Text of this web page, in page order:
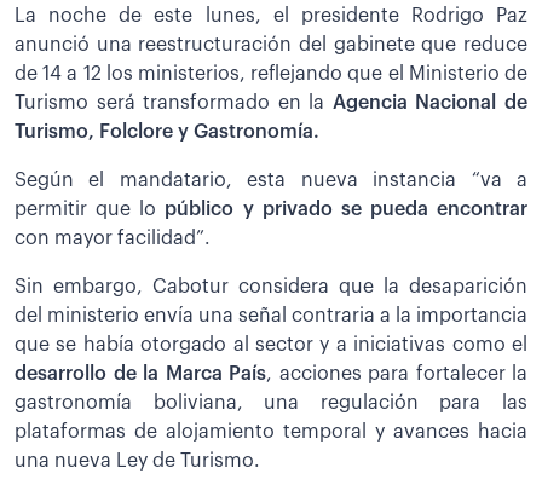
La noche de este lunes, el presidente Rodrigo Paz
anunció una reestructuración del gabinete que reduce
de 14 a 12 los ministerios, reflejando que el Ministerio de
Turismo será transformado en la Agencia Nacional de
Turismo, Folclore y Gastronomía.
Según el mandatario, esta nueva instancia “va a
permitir que lo público y privado se pueda encontrar
con mayor facilidad”.
Sin embargo, Cabotur considera que la desaparición
del ministerio envía una señal contraria a la importancia
que se había otorgado al sector y a iniciativas como el
desarrollo de la Marca País, acciones para fortalecer la
gastronomía boliviana, una regulación para las
plataformas de alojamiento temporal y avances hacia
una nueva Ley de Turismo.